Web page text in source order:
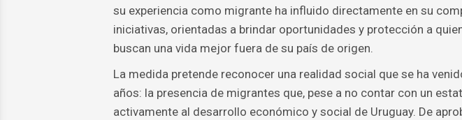
su experiencia como migrante ha influido directamente en su
iniciativas, orientadas a brindar oportunidades y protección a
buscan una vida mejor fuera de su país de origen.
La medida pretende reconocer una realidad social que se ha
años: la presencia de migrantes que, pese a no contar con un
activamente al desarrollo económico y social de Uruguay. De